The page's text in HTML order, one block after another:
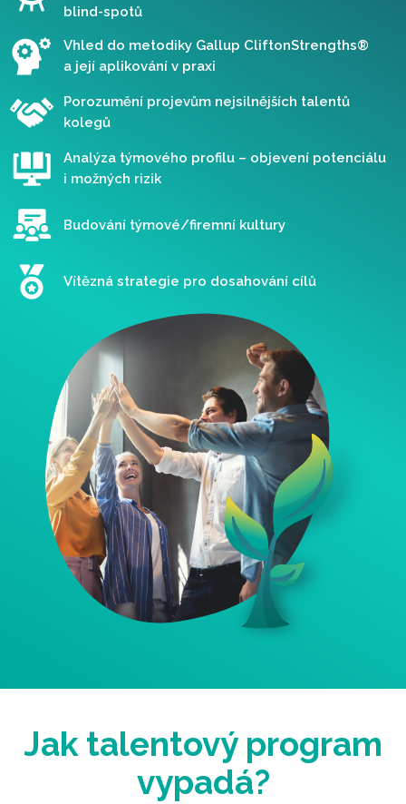
blind-spotů
Vhled do metodiky Gallup CliftonStrengths®
a její aplikování v praxi
Porozumění projevům nejsilnějších talentů
kolegů
Analýza týmového profilu – objevení potenciálu
i možných rizik
Budování týmové/firemní kultury
Vítězná strategie pro dosahování cílů
Jak talentový program
vypadá?